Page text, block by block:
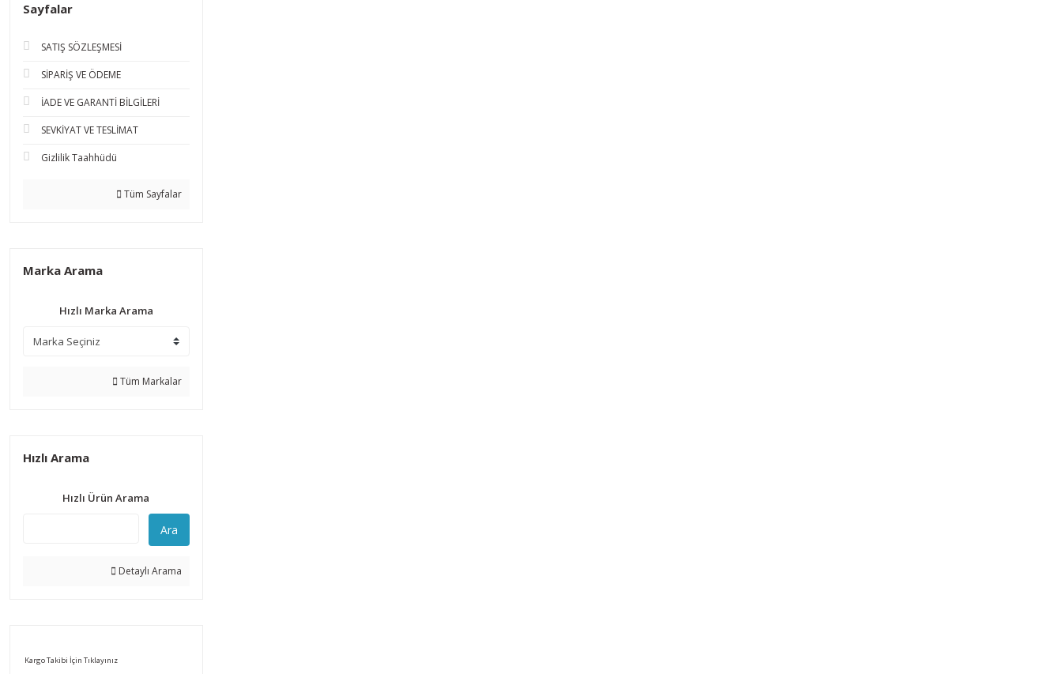
Sayfalar
SATIŞ SÖZLEŞMESİ
SİPARİŞ VE ÖDEME
İADE VE GARANTİ BİLGİLERİ
SEVKİYAT VE TESLİMAT
Gizlilik Taahhüdü
Tüm Sayfalar
Marka Arama
Hızlı Marka Arama
Tüm Markalar
Hızlı Arama
Hızlı Ürün Arama
Ara
Detaylı Arama
Kargo Takibi İçin Tıklayınız